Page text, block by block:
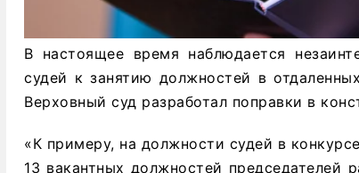
В настоящее время наблюдается
судей к занятию должностей в
Верховный суд разработал поправки в
«К примеру, на должности судей в
13 вакантных должностей председателей